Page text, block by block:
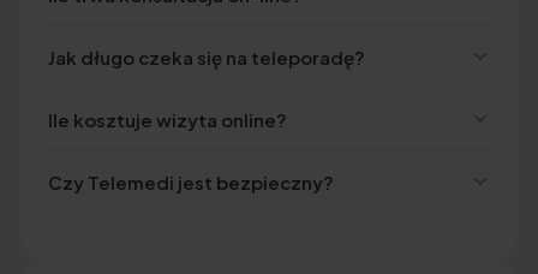
Jak długo czeka się na teleporadę?
Ile kosztuje wizyta online?
Czy Telemedi jest bezpieczny?